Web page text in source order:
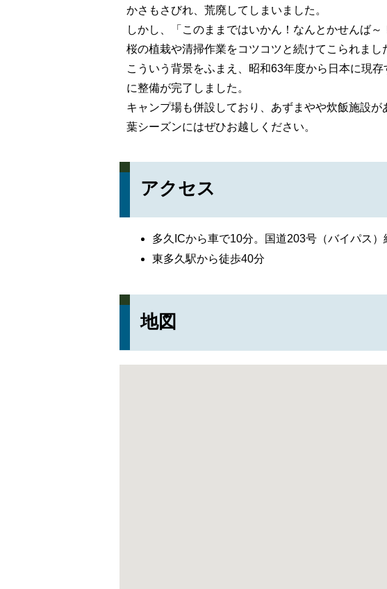
かさもさびれ、荒廃してしまいました。
しかし、「このままではいかん！なんとかせんば
桜の植栽や清掃作業をコツコツと続けてこられまし
こういう背景をふまえ、昭和63年度から日本に現
に整備が完了しました。
キャンプ場も併設しており、あずまやや炊飯施設
葉シーズンにはぜひお越しください。
アクセス
多久ICから車で10分。国道203号（バイパス
東多久駅から徒歩40分
地図